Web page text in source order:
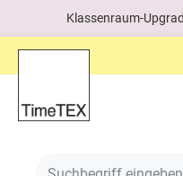
Klassenraum-